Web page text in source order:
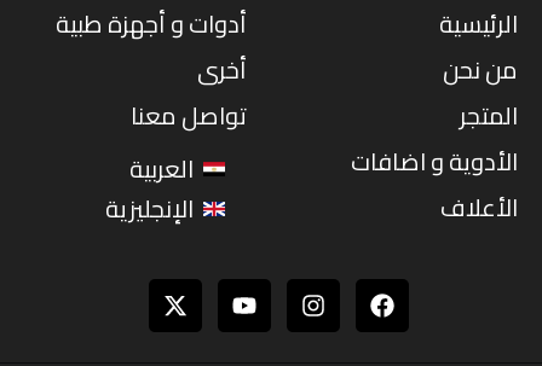
الرئيسية
من نحن
المتجر
الأدوية و اضافات
الأعلاف
أدوات و أجهزة طبية
أخرى
تواصل معنا
العربية
الإنجليزية
Facebook
Instagram
Youtube